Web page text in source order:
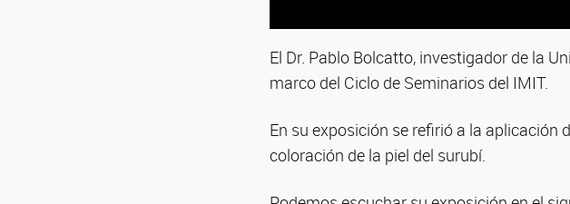
El Dr. Pablo Bolcatto, investigador de la
marco del Ciclo de Seminarios del IMIT.
En su exposición se refirió a la
coloración de la piel del surubí.